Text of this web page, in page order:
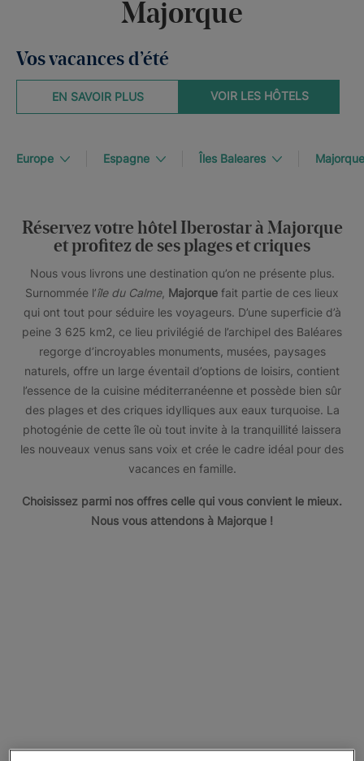
Majorque
Vos vacances d’été
VOIR LES HÔTELS
EN SAVOIR PLUS
Europe Espagne Îles Baleares Majorque
Réservez votre hôtel Iberostar à Majorque
et profitez de ses plages et criques
Nous vous livrons une destination qu’on ne présente plus.
Surnommée l’île du Calme, Majorque fait partie de ces lieux
qui ont tout pour séduire les voyageurs. D’une superficie d’à
peine 3 625 km2, ce lieu privilégié de l’archipel des Baléares
regorge d’incroyables monuments, musées, paysages
naturels, offre un large éventail d’options de loisirs, contient
l’essence de la cuisine méditerranéenne et possède bien sûr
des plages et des criques idylliques aux eaux turquoise. La
photogénie de cette île où tout invite à la tranquillité laissera
les nouveaux venus sans voix et crée le cadre idéal pour des
vacances en famille.
Choisissez parmi nos offres celle qui vous convient le mieux.
Nous vous attendons à Majorque !